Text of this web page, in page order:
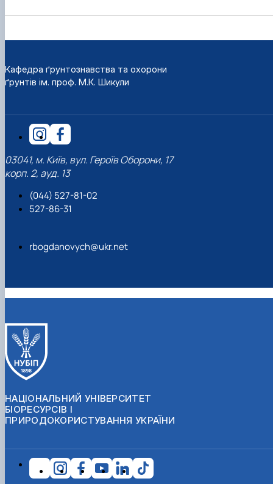
Кафедра ґрунтознавства та охорони
ґрунтів ім. проф. М.К. Шикули
03041, м. Київ, вул. Героїв Оборони, 17
корп. 2, ауд. 13
(044) 527-81-02
527-86-31
rbogdanovych@ukr.net
НАЦІОНАЛЬНИЙ УНІВЕРСИТЕТ
БІОРЕСУРСІВ І
ПРИРОДОКОРИСТУВАННЯ УКРАЇНИ